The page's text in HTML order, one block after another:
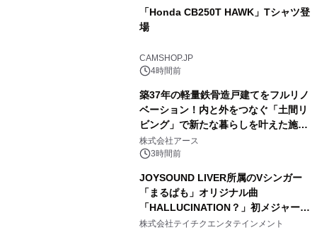
「Honda CB250T HAWK」Tシャツ登
場
CAMSHOP.JP
4時間前
築37年の軽量鉄骨造戸建てをフルリノ
ベーション！内と外をつなぐ「土間リ
ビング」で新たな暮らしを叶えた施工
事例を株式会社アースが公開
株式会社アース
3時間前
JOYSOUND LIVER所属のVシンガー
「まるぱも」オリジナル曲
「HALLUCINATION？」初メジャー配
信リリース決定！
株式会社テイチクエンタテインメント